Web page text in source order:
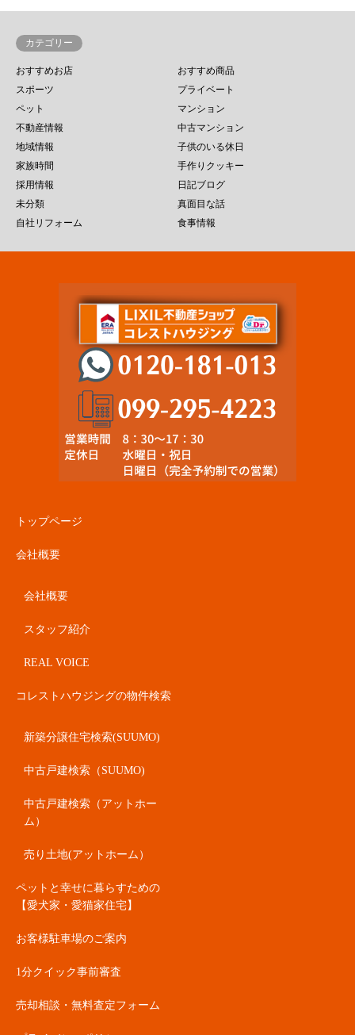
カテゴリー
おすすめお店
おすすめ商品
スポーツ
プライベート
ペット
マンション
不動産情報
中古マンション
地域情報
子供のいる休日
家族時間
手作りクッキー
採用情報
日記ブログ
未分類
真面目な話
自社リフォーム
食事情報
トップページ
会社概要
会社概要
スタッフ紹介
REAL VOICE
コレストハウジングの物件検索
新築分譲住宅検索(SUUMO)
中古戸建検索（SUUMO)
中古戸建検索（アットホー
ム）
売り土地(アットホーム）
ペットと幸せに暮らすための
【愛犬家・愛猫家住宅】
お客様駐車場のご案内
1分クイック事前審査
売却相談・無料査定フォーム